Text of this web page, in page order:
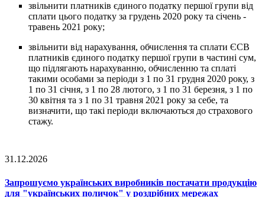
звільнити платників єдиного податку першої групи від
сплати цього податку за грудень 2020 року та січень -
травень 2021 року;
звільнити від нарахування, обчислення та сплати ЄСВ
платників єдиного податку першої групи в частині сум,
що підлягають нарахуванню, обчисленню та сплаті
такими особами за періоди з 1 по 31 грудня 2020 року, з
1 по 31 січня, з 1 по 28 лютого, з 1 по 31 березня, з 1 по
30 квітня та з 1 по 31 травня 2021 року за себе, та
визначити, що такі періоди включаються до страхового
стажу.
31.12.2026
Запрошуємо українських виробників постачати продукцію
для "українських поличок" у роздрібних мережах